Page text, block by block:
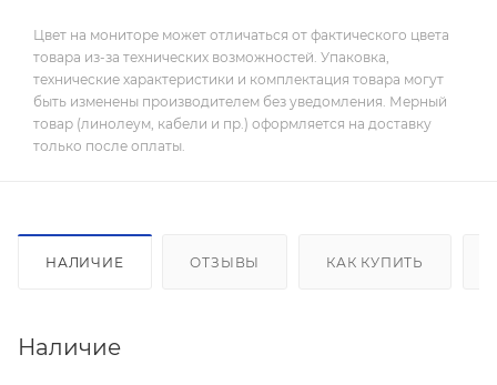
Цвет на мониторе может отличаться от фактического цвета
товара из-за технических возможностей. Упаковка,
технические характеристики и комплектация товара могут
быть изменены производителем без уведомления. Мерный
товар (линолеум, кабели и пр.) оформляется на доставку
только после оплаты.
НАЛИЧИЕ ОТЗЫВЫ КАК КУПИТЬ
Наличие